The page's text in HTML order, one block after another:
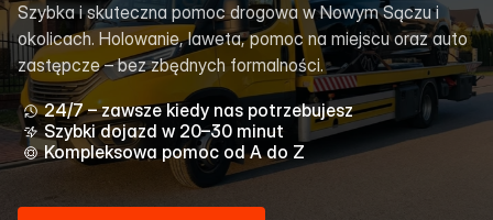
Szybka i skuteczna pomoc drogowa w Nowym Sączu i
okolicach. Holowanie, laweta, pomoc na miejscu oraz auto
zastępcze – bez zbędnych formalności.
24/7 – zawsze kiedy nas potrzebujesz
Szybki dojazd w 20–30 minut
Kompleksowa pomoc od A do Z